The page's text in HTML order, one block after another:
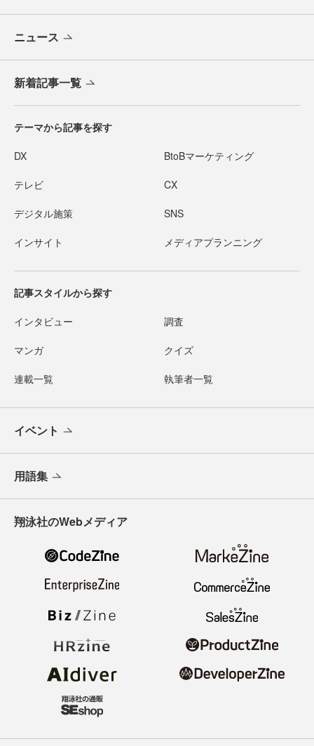
ニュース
新着記事一覧
テーマから記事を探す
DX BtoBマーケティング
テレビ CX
デジタル施策 SNS
インサイト メディアプランニング
記事スタイルから探す
インタビュー 調査
マンガ クイズ
連載一覧 執筆者一覧
イベント
用語集
翔泳社のWebメディア